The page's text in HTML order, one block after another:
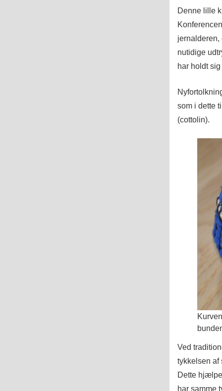
Denne lille
jernalderen,
nutidige
har holdt
som i dette
(cottolin).
Ved
tykkelsen
Dette
har samme